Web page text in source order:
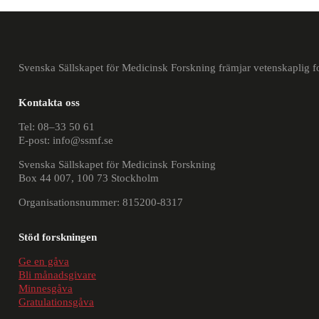
Svenska Sällskapet för Medicinsk Forskning främjar vetenskaplig
Kontakta oss
Tel: 08–33 50 61
E-post: info@ssmf.se
Svenska Sällskapet för Medicinsk Forskning
Box 44 007, 100 73 Stockholm
Organisationsnummer: 815200-8317
Stöd forskningen
Ge en gåva
Bli månadsgivare
Minnesgåva
Gratulationsgåva
Dessa
går
att
De
behövs
för